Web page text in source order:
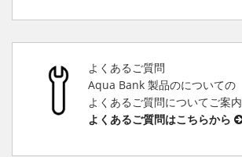
よくあるご質問
Aqua Bank 製品のについての
よくあるご質問についてご案内
よくあるご質問はこちらから